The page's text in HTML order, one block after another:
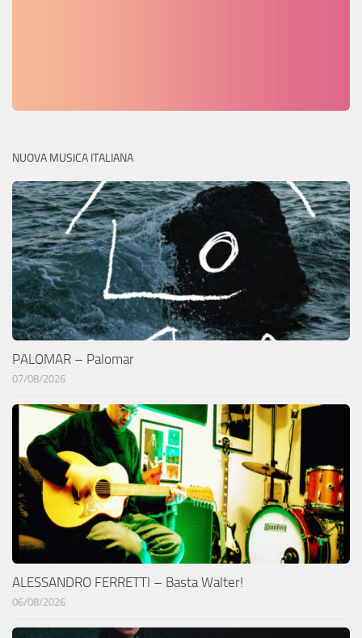
NUOVA MUSICA ITALIANA
PALOMAR – Palomar
07/08/2026
ALESSANDRO FERRETTI – Basta Walter!
06/08/2026